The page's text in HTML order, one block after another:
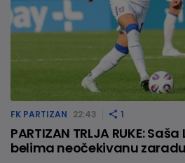
FK PARTIZAN 22:43 1
PARTIZAN TRLJA RUKE:
belima neočekivanu